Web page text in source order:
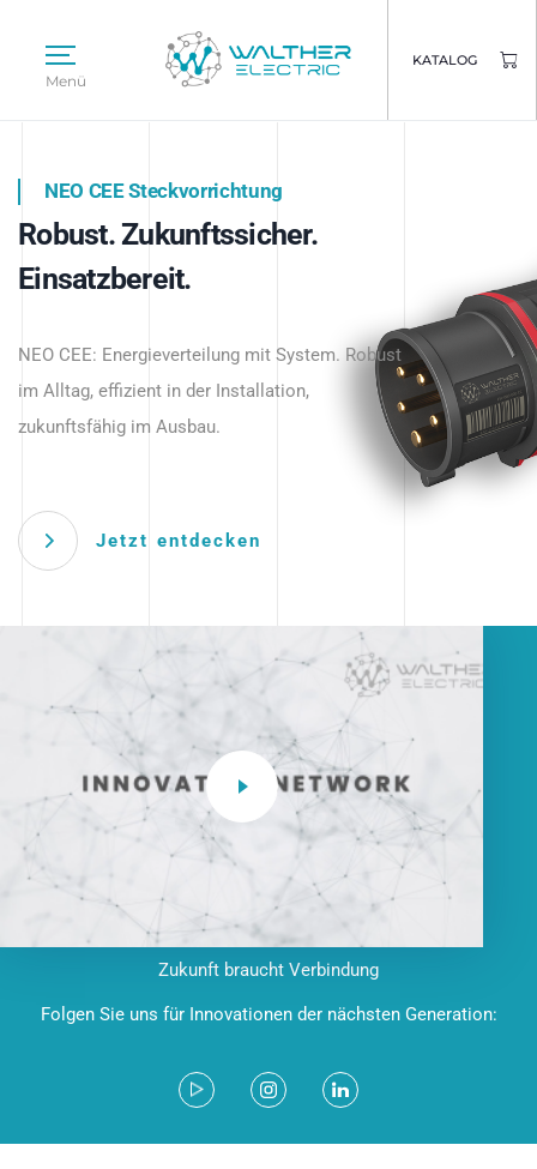
Menü
KATALOG
Intelligente Stromverteilung
beginnt hier.
NEO CEE Steckvorrichtung
Robust. Zukunftssicher.
Einsatzbereit.
NEO CEE: Energieverteilung mit System. Robust
im Alltag, effizient in der Installation,
zukunftsfähig im Ausbau.
Jetzt entdecken
Intelligenz trifft Energie.
Anwendungen – robust, IP-geschützt und
zukunftsfähig.
Zukunft braucht Verbindung
Folgen Sie uns für Innovationen der nächsten Generation: